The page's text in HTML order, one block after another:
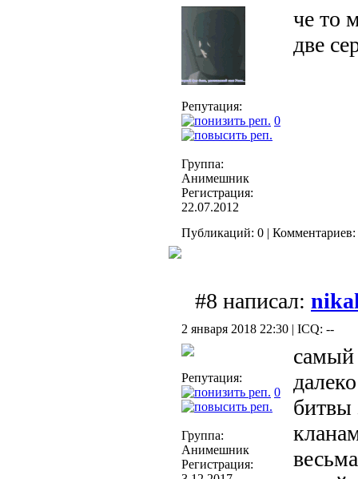
Репутация:
0
Группа:
Анимешник
Регистрация:
22.07.2012
че то
две
Публикаций: 0 | Комментариев:
#8 написал:
2 января 2018 22:30 | ICQ: --
Репутация:
0
Группа:
Анимешник
Регистрация:
самый
битвы